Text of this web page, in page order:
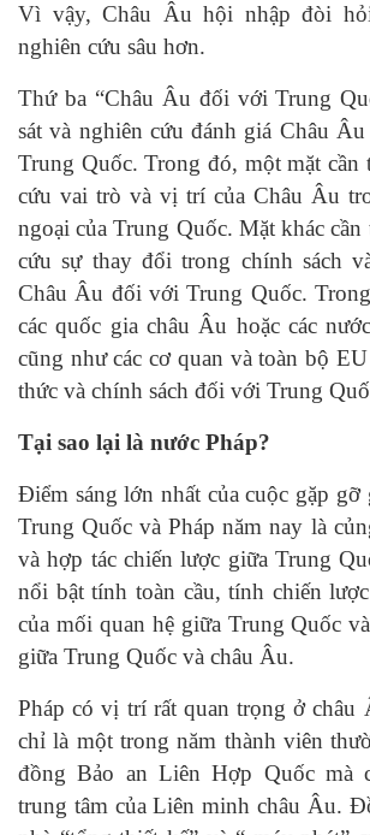
Vì vậy, Châu Âu hội nhập đòi
nghiên cứu sâu hơn.
Thứ ba “Châu Âu đối với Trung
sát và nghiên cứu đánh giá Châu
Trung Quốc. Trong đó, một mặt cần
cứu vai trò và vị trí của Châu Âu
ngoại của Trung Quốc. Mặt khác
cứu sự thay đổi trong chính sách
Châu Âu đối với Trung Quốc.
các quốc gia châu Âu hoặc các
cũng như các cơ quan và toàn bộ
thức và chính sách đối với Trung
Tại sao lại là nước Pháp?
Điểm sáng lớn nhất của cuộc gặp gỡ
Trung Quốc và Pháp năm nay là
và hợp tác chiến lược giữa Trung
nổi bật tính toàn cầu, tính chiến
của mối quan hệ giữa Trung Quốc
giữa Trung Quốc và châu Âu.
Pháp có vị trí rất quan trọng ở châu
chỉ là một trong năm thành viên
đồng Bảo an Liên Hợp Quốc mà
trung tâm của Liên minh châu Âu.